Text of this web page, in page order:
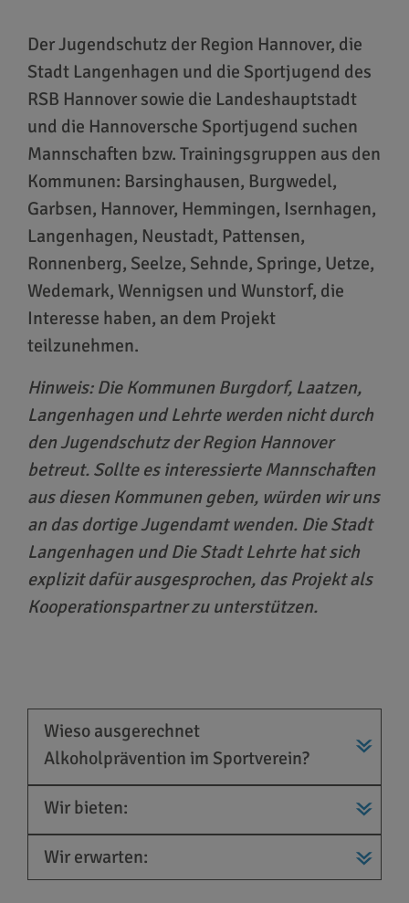
Der Jugendschutz der Region Hannover, die
Stadt Langenhagen und die Sportjugend des
RSB Hannover sowie die Landeshauptstadt
und die Hannoversche Sportjugend suchen
Mannschaften bzw. Trainingsgruppen aus den
Kommunen: Barsinghausen, Burgwedel,
Garbsen, Hannover, Hemmingen, Isernhagen,
Langenhagen, Neustadt, Pattensen,
Ronnenberg, Seelze, Sehnde, Springe, Uetze,
Wedemark, Wennigsen und Wunstorf, die
Interesse haben, an dem Projekt
teilzunehmen.
Hinweis: Die Kommunen Burgdorf, Laatzen,
Langenhagen und Lehrte werden nicht durch
den Jugendschutz der Region Hannover
betreut. Sollte es interessierte Mannschaften
aus diesen Kommunen geben, würden wir uns
an das dortige Jugendamt wenden. Die Stadt
Langenhagen und Die Stadt Lehrte hat sich
explizit dafür ausgesprochen, das Projekt als
Kooperationspartner zu unterstützen.
Wieso ausgerechnet
Alkoholprävention im Sportverein?
Wir bieten:
Wir erwarten: